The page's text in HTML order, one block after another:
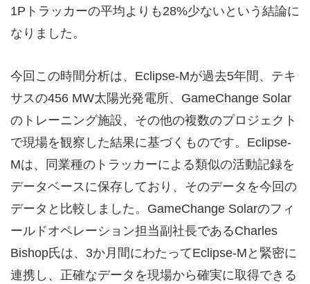
1Pトラッカーの平均よりも28%少ないという結論に
なりました。
今回この時間分析は、Eclipse-Mが過去5年間、テキ
サスの456 MW太陽光発電所、GameChange Solar
のトレーニング施設、その他の複数のプロジェクト
で現場を観察した結果に基づくものです。Eclipse-
Mは、同業種のトラッカーによる類似の活動記録を
データベースに保存しており、そのデータを今回の
データと比較しました。GameChange Solarのフィ
ールドオペレーション担当副社長であるCharles
Bishop氏は、3か月間にわたってEclipse-Mと緊密に
連携し、正確なデータを現場から確実に取得できる